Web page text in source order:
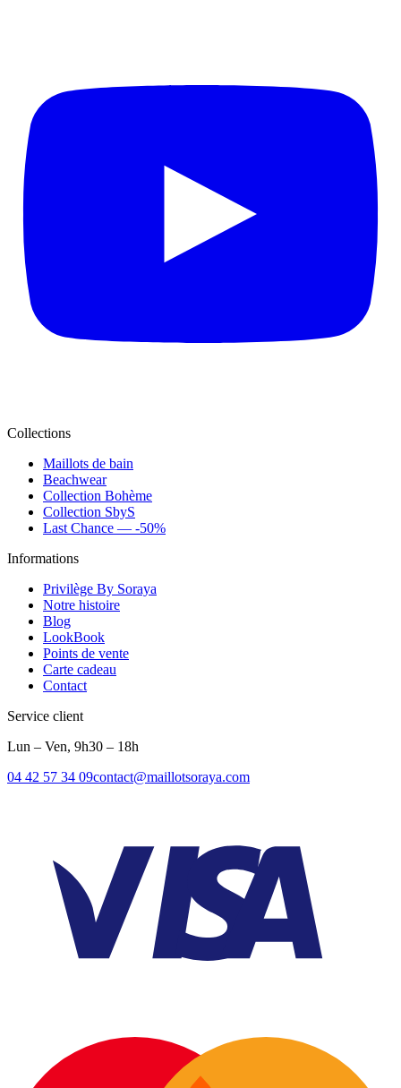
Collections
Maillots de bain
Beachwear
Collection Bohème
Collection SbyS
Last Chance — -50%
Informations
Privilège By Soraya
Notre histoire
Blog
LookBook
Points de vente
Carte cadeau
Contact
Service client
Lun – Ven, 9h30 – 18h
04 42 57 34 09contact@maillotsoraya.com